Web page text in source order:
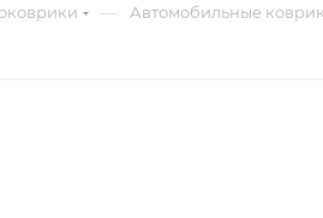
— Автомобильные